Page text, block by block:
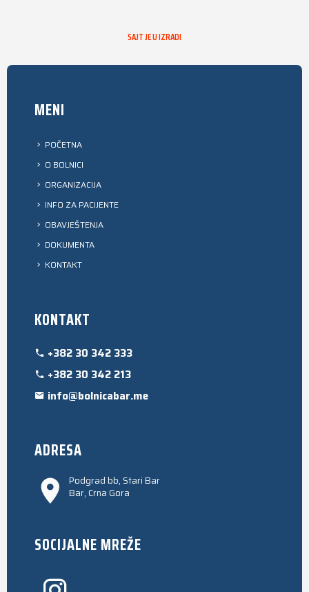
SAJT JE U IZRADI
MENI
POČETNA
O BOLNICI
ORGANIZACIJA
INFO ZA PACIJENTE
OBAVJEŠTENJA
DOKUMENTA
KONTAKT
KONTAKT
+382 30 342 333
+382 30 342 213
info@bolnicabar.me
ADRESA
Podgrad bb, Stari Bar
Bar, Crna Gora
SOCIJALNE MREŽE